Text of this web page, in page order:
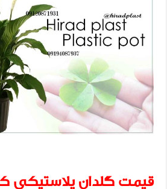
قیمت گلدان پلاستیکی